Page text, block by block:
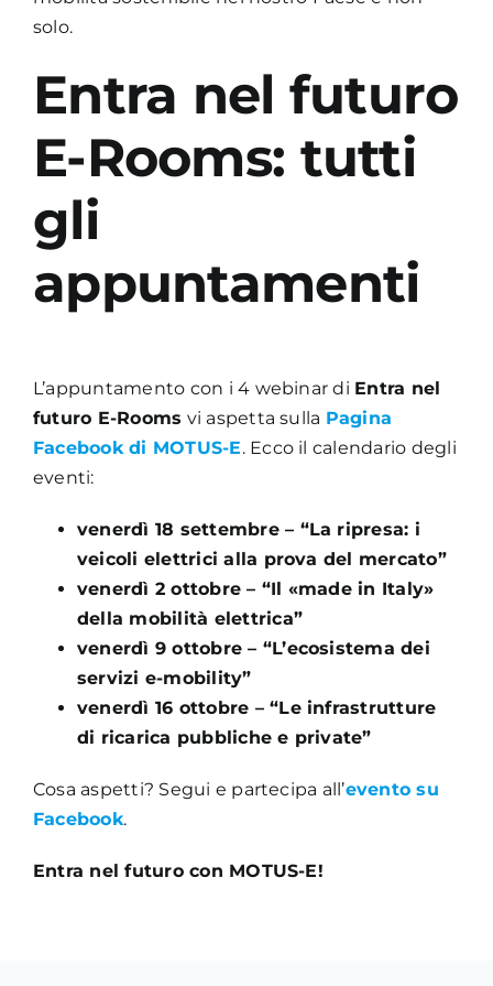
solo.
Entra nel futuro
E-Rooms: tutti
gli
appuntamenti
L’appuntamento con i 4 webinar di Entra nel
futuro E-Rooms vi aspetta sulla Pagina
Facebook di MOTUS-E. Ecco il calendario degli
eventi:
venerdì 18 settembre – “La ripresa: i
veicoli elettrici alla prova del mercato”
venerdì 2 ottobre – “Il «made in Italy»
della mobilità elettrica”
venerdì 9 ottobre – “L’ecosistema dei
servizi e-mobility”
venerdì 16 ottobre – “Le infrastrutture
di ricarica pubbliche e private”
Cosa aspetti? Segui e partecipa all’evento su
Facebook.
Entra nel futuro con MOTUS-E!